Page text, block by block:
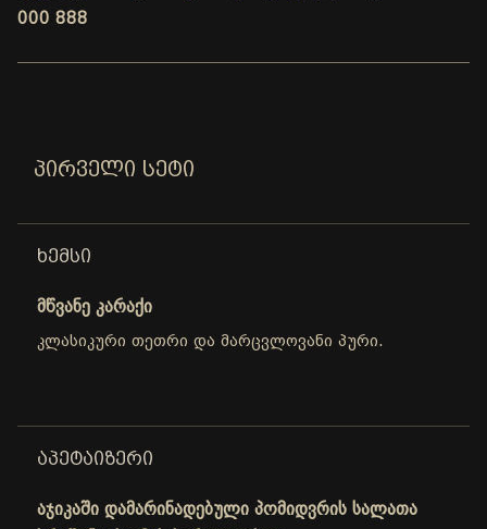
000 888
ᲞᲘᲠᲕᲔᲚᲘ ᲡᲔᲢᲘ
ᲮᲔᲛᲡᲘ
მწვანე კარაქი
კლასიკური თეთრი და მარცვლოვანი პური.
ᲐᲞᲔᲢᲐᲘᲖᲔᲠᲘ
აჯიკაში დამარინადებული პომიდვრის სალათა